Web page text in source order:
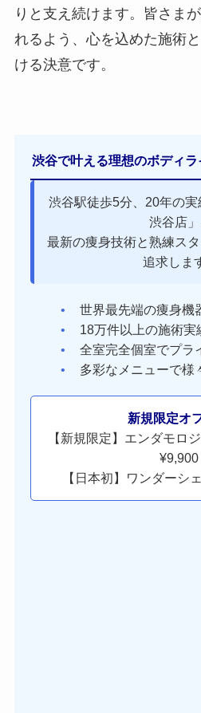
りと支え続けます。皆さま
れるよう、心を込めた施術
ける決意です。
渋谷で叶える理想のボディ
渋谷駅徒歩5分、20年の
渋谷店」
最新の痩身技術と熟練ス
追求しま
世界最先端の痩身機
18万件以上の施術実
全室完全個室でプラ
多彩なメニューで様
新規限定オ
【新規限定】エンダモロ
¥9,900
【日本初】ワンダーシ